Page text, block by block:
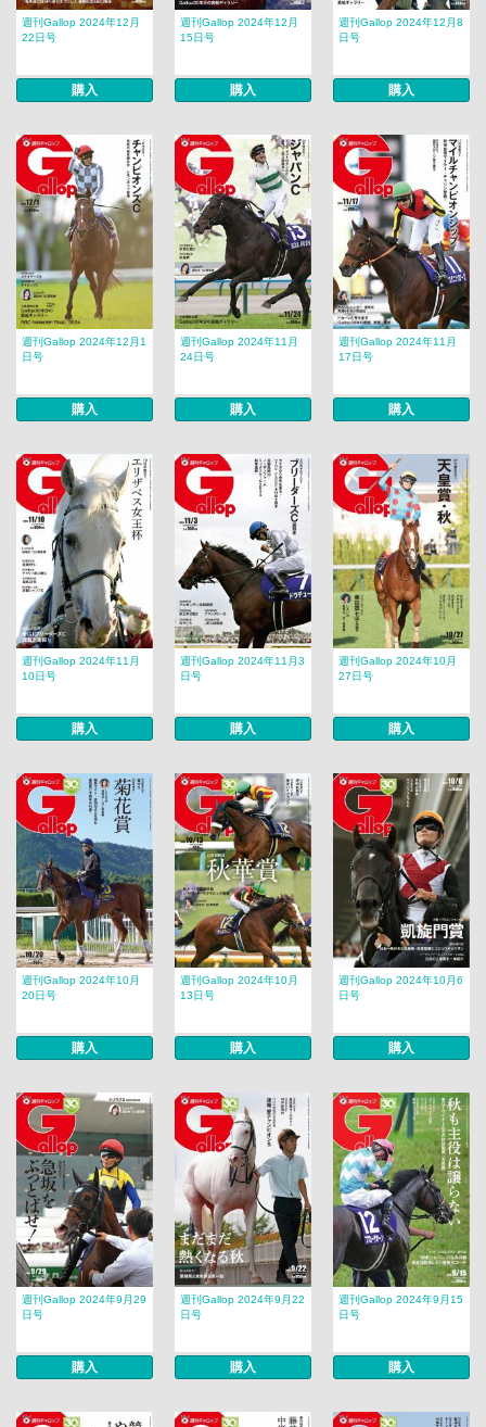
週刊Gallop 2024年12月
22日号
購入
週刊Gallop 2024年12月
15日号
購入
週刊Gallop 2024年12月8
日号
購入
週刊Gallop 2024年12月1
日号
購入
週刊Gallop 2024年11月
24日号
購入
週刊Gallop 2024年11月
17日号
購入
週刊Gallop 2024年11月
10日号
購入
週刊Gallop 2024年11月3
日号
購入
週刊Gallop 2024年10月
27日号
購入
週刊Gallop 2024年10月
20日号
購入
週刊Gallop 2024年10月
13日号
購入
週刊Gallop 2024年10月6
日号
購入
週刊Gallop 2024年9月29
日号
購入
週刊Gallop 2024年9月22
日号
購入
週刊Gallop 2024年9月15
日号
購入